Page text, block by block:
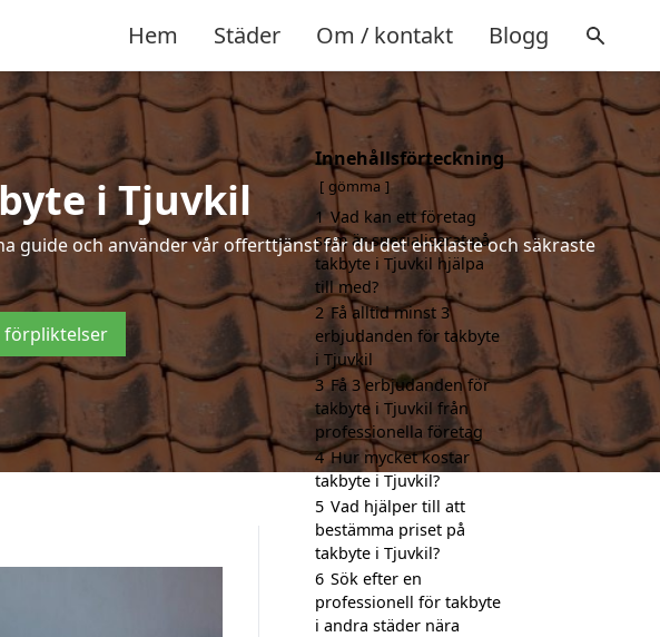
Hem Städer Om / kontakt Blogg
i Tjuvkil
guide och använder vår offerttjänst får du det enklaste och säkraste
förpliktelser
Innehållsförteckning
gömma
1 Vad kan ett företag
som är specialiserat på
takbyte i Tjuvkil hjälpa
till med?
2 Få alltid minst 3
erbjudanden för takbyte
i Tjuvkil
3 Få 3 erbjudanden för
takbyte i Tjuvkil från
professionella företag
4 Hur mycket kostar
takbyte i Tjuvkil?
5 Vad hjälper till att
bestämma priset på
takbyte i Tjuvkil?
6 Sök efter en
professionell för takbyte
i andra städer nära